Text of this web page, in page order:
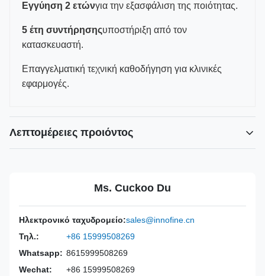
Εγγύηση 2 ετώνγια την εξασφάλιση της ποιότητας.
5 έτη συντήρησηςυποστήριξη από τον
κατασκευαστή.
Επαγγελματική τεχνική καθοδήγηση για κλινικές
εφαρμογές.
Λεπτομέρειες προιόντος
2 Χρόνια
Inst Class:
Τάξη Ι
Certificate:
CE, ISO 13485, Πιστοποίηση FDA
Sterilization
Method:
Απολύμανση ή Αυτόκλειστο
Ms. Cuckoo Du
Ηλεκτρονικό ταχυδρομείο:sales@innofine.cn
Τηλ.:
+86 15999508269
Whatsapp: 8615999508269
Wechat:
+86 15999508269